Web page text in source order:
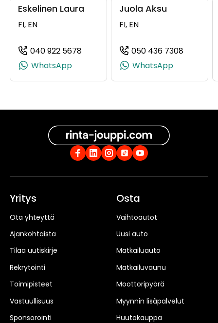
Eskelinen Laura
FI, EN
040 922 5678
(+358409225678, 0409225678,
WhatsApp
Juola Aksu
FI, EN
050 436 7308
WhatsApp
Yritys
Ota yhteyttä
Ajankohtaista
Tilaa uutiskirje
Rekrytointi
Toimipisteet
Vastuullisuus
Sponsorointi
Osta
Vaihtoautot
Uusi auto
Matkailuauto
Matkailuvaunu
Moottoripyörä
Myynnin lisäpalvelut
Huutokauppa